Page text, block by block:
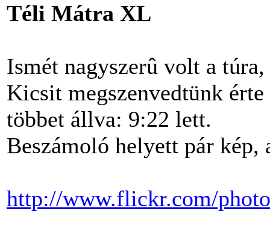
Téli Mátra XL
Ismét nagyszerû volt a
Kicsit megszenvedtünk
többet állva: 9:22 lett.
Beszámoló helyett pár
http://www.flickr.com/